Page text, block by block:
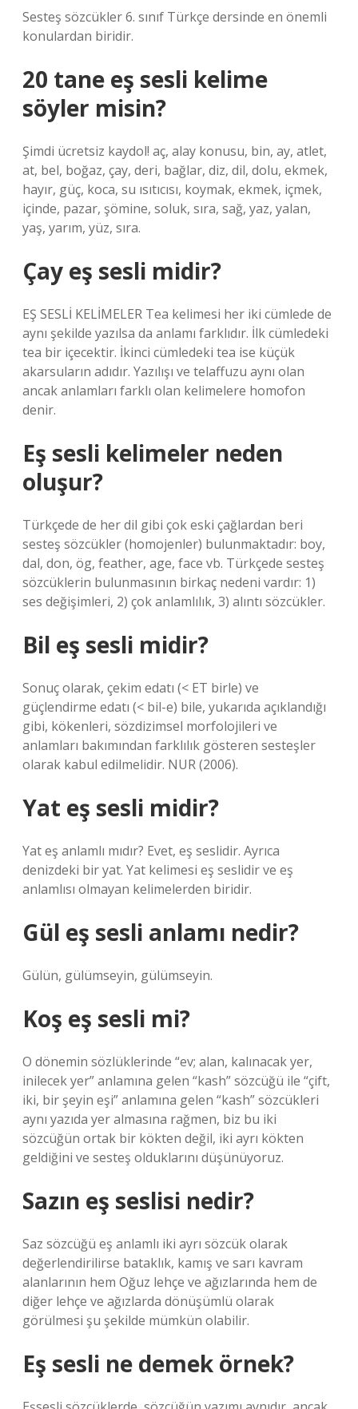
Sesteş sözcükler 6. sınıf Türkçe dersinde en önemli
konulardan biridir.
20 tane eş sesli kelime
söyler misin?
Şimdi ücretsiz kaydol! aç, alay konusu, bin, ay, atlet,
at, bel, boğaz, çay, deri, bağlar, diz, dil, dolu, ekmek,
hayır, güç, koca, su ısıtıcısı, koymak, ekmek, içmek,
içinde, pazar, şömine, soluk, sıra, sağ, yaz, yalan,
yaş, yarım, yüz, sıra.
Çay eş sesli midir?
EŞ SESLİ KELİMELER Tea kelimesi her iki cümlede de
aynı şekilde yazılsa da anlamı farklıdır. İlk cümledeki
tea bir içecektir. İkinci cümledeki tea ise küçük
akarsuların adıdır. Yazılışı ve telaffuzu aynı olan
ancak anlamları farklı olan kelimelere homofon
denir.
Eş sesli kelimeler neden
oluşur?
Türkçede de her dil gibi çok eski çağlardan beri
sesteş sözcükler (homojenler) bulunmaktadır: boy,
dal, don, ög, feather, age, face vb. Türkçede sesteş
sözcüklerin bulunmasının birkaç nedeni vardır: 1)
ses değişimleri, 2) çok anlamlılık, 3) alıntı sözcükler.
Bil eş sesli midir?
Sonuç olarak, çekim edatı (< ET birle) ve
güçlendirme edatı (< bil-e) bile, yukarıda açıklandığı
gibi, kökenleri, sözdizimsel morfolojileri ve
anlamları bakımından farklılık gösteren sesteşler
olarak kabul edilmelidir. NUR (2006).
Yat eş sesli midir?
Yat eş anlamlı mıdır? Evet, eş seslidir. Ayrıca
denizdeki bir yat. Yat kelimesi eş seslidir ve eş
anlamlısı olmayan kelimelerden biridir.
Gül eş sesli anlamı nedir?
Gülün, gülümseyin, gülümseyin.
Koş eş sesli mi?
O dönemin sözlüklerinde “ev; alan, kalınacak yer,
inilecek yer” anlamına gelen “kash” sözcüğü ile “çift,
iki, bir şeyin eşi” anlamına gelen “kash” sözcükleri
aynı yazıda yer almasına rağmen, biz bu iki
sözcüğün ortak bir kökten değil, iki ayrı kökten
geldiğini ve sesteş olduklarını düşünüyoruz.
Sazın eş seslisi nedir?
Saz sözcüğü eş anlamlı iki ayrı sözcük olarak
değerlendirilirse bataklık, kamış ve sarı kavram
alanlarının hem Oğuz lehçe ve ağızlarında hem de
diğer lehçe ve ağızlarda dönüşümlü olarak
görülmesi şu şekilde mümkün olabilir.
Eş sesli ne demek örnek?